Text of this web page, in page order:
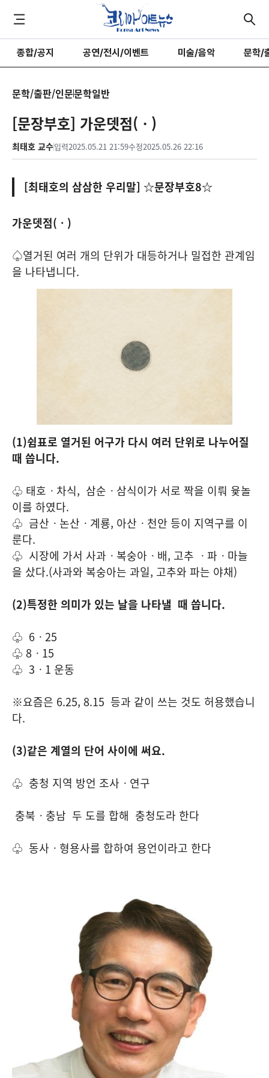
종합/공지 공연/전시/이벤트 미술/음악 문학/
문학/출판/인문문학일반
[문장부호] 가운뎃점(ㆍ)
최태호 교수입력2025.05.21 21:59수정2025.05.26 22:16
[최태호의 삼삼한 우리말] ☆문장부호8☆
가운뎃점(ㆍ)
♤열거된 여러 개의 단위가 대등하거나 밀접한 관계임
을 나타냅니다.
(1)쉼표로 열거된 어구가 다시 여러 단위로 나누어질
때 씁니다.
♧ 태호ㆍ차식, 삼순ㆍ삼식이가 서로 짝을 이뤄 윷놀
이를 하였다.
♧ 금산ㆍ논산ㆍ계룡, 아산ㆍ천안 등이 지역구를 이
룬다.
♧ 시장에 가서 사과ㆍ복숭아ㆍ배, 고추 ㆍ파ㆍ마늘
을 샀다.(사과와 복숭아는 과일, 고추와 파는 야채)
(2)특정한 의미가 있는 날을 나타낼 때 씁니다.
♧ 6ㆍ25
♧ 8ㆍ15
♧ 3ㆍ1 운동
※요즘은 6.25, 8.15 등과 같이 쓰는 것도 허용했습니
다.
(3)같은 계열의 단어 사이에 써요.
♧ 충청 지역 방언 조사ㆍ연구
충북ㆍ충남 두 도를 합해 충청도라 한다
♧ 동사ㆍ형용사를 합하여 용언이라고 한다